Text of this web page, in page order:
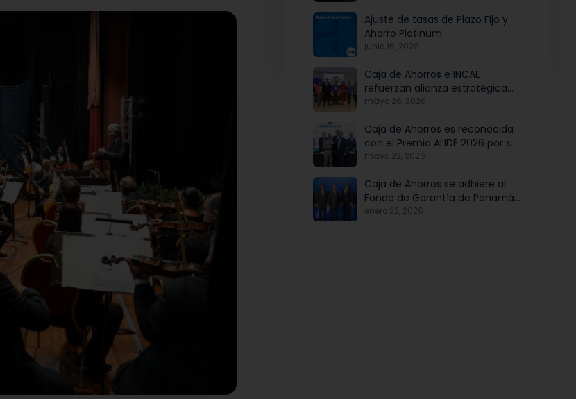
Ajuste de tasas de Plazo Fijo y
Ahorro Platinum
junio 16, 2026
Caja de Ahorros e INCAE
refuerzan alianza estratégica
para potenciar el talento y la
mayo 26, 2026
Caja de Ahorros es reconocida
con el Premio ALIDE 2026 por su
Programa de Educación
mayo 22, 2026
Caja de Ahorros se adhiere al
Fondo de Garantía de Panamá,
iniciativa articulada por Banco
enero 22, 2026